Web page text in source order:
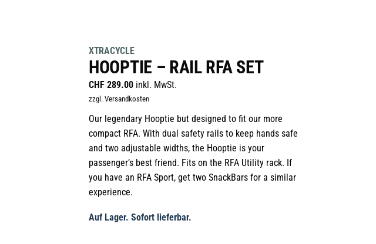
XTRACYCLE
HOOPTIE – RAIL RFA SET
CHF 289.00 inkl. MwSt.
zzgl. Versandkosten
Our legendary Hooptie but designed to fit our more
compact RFA. With dual safety rails to keep hands safe
and two adjustable widths, the Hooptie is your
passenger’s best friend. Fits on the RFA Utility rack. If
you have an RFA Sport, get two SnackBars for a similar
experience.
Auf Lager. Sofort lieferbar.